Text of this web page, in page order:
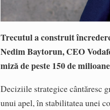
Trecutul a construit
Nedim Baytorun, CEO
miză de peste 150 de
Deciziile strategice cântăresc
unui apel, în stabilitatea unei